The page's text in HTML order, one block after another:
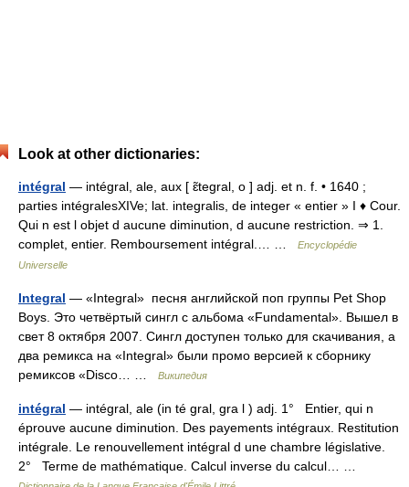
Look at other dictionaries:
intégral — intégral, ale, aux [ ɛ̃tegral, o ] adj. et n. f. • 1640 ;
parties intégralesXIVe; lat. integralis, de integer « entier » I ♦ Cour.
Qui n est l objet d aucune diminution, d aucune restriction. ⇒ 1.
complet, entier. Remboursement intégral.… …
Encyclopédie
Universelle
Integral — «Integral» песня английской поп группы Pet Shop
Boys. Это четвёртый сингл с альбома «Fundamental». Вышел в
свет 8 октября 2007. Сингл доступен только для скачивания, а
два ремикса на «Integral» были промо версией к сборнику
ремиксов «Disco… …
Википедия
intégral — intégral, ale (in té gral, gra l ) adj. 1° Entier, qui n
éprouve aucune diminution. Des payements intégraux. Restitution
intégrale. Le renouvellement intégral d une chambre législative.
2° Terme de mathématique. Calcul inverse du calcul… …